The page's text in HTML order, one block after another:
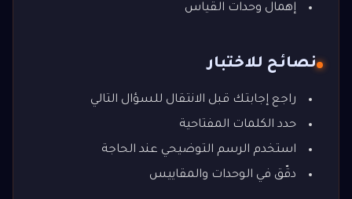
إهمال وحدات القياس
نصائح للاختبار
راجع إجابتك قبل الانتقال للسؤال التالي
حدد الكلمات المفتاحية
استخدم الرسم التوضيحي عند الحاجة
دقّق في الوحدات والمقاييس